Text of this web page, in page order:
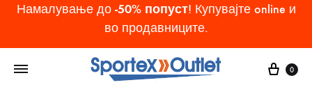
Намалување до -50% попуст! Купувајте online и
во продавниците.
Cart
0